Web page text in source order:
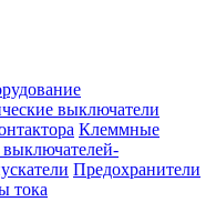
выключатели
Клеммные
Предохранители
тока